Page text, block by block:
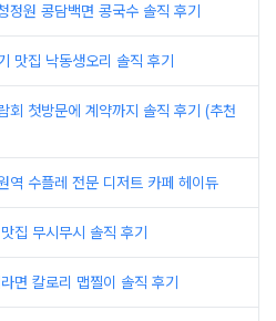
정원 콩담백면 콩국수 솔직 후기
맛집 낙동생오리 솔직 후기
회 첫방문에 계약까지 솔직 후기 (추천
역 수플레 전문 디저트 카페 헤이듀
집 무시무시 솔직 후기
면 칼로리 맵찔이 솔직 후기